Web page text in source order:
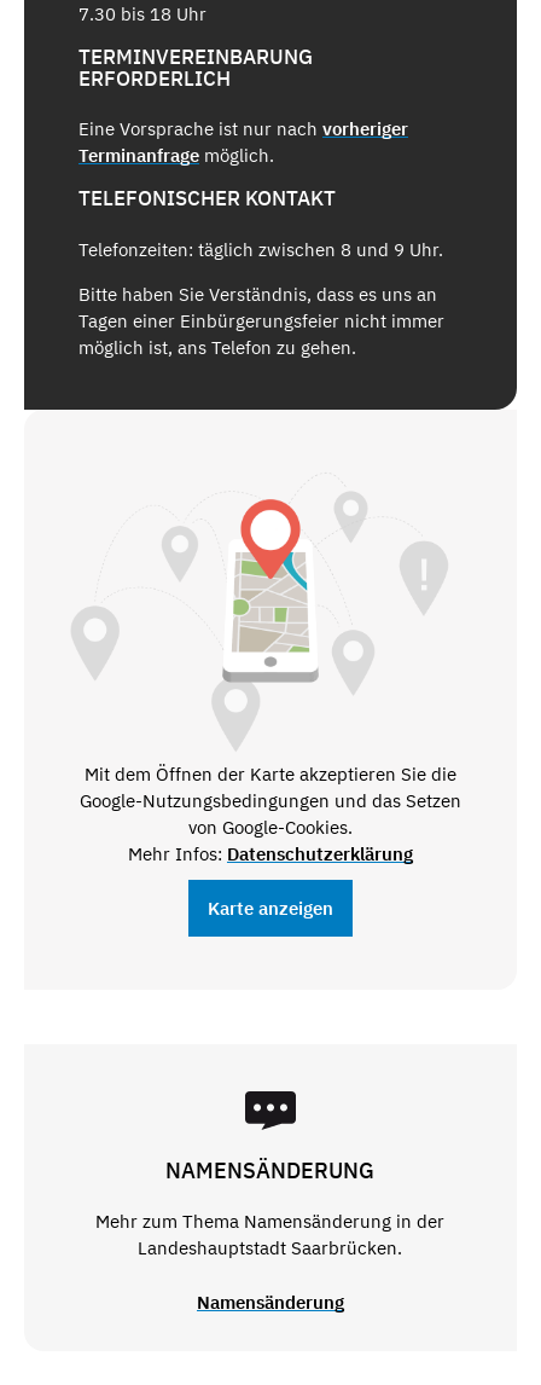
7.30 bis 18 Uhr
TERMINVEREINBARUNG
ERFORDERLICH
Eine Vorsprache ist nur nach vorheriger
Terminanfrage möglich.
TELEFONISCHER KONTAKT
Telefonzeiten: täglich zwischen 8 und 9 Uhr.
Bitte haben Sie Verständnis, dass es uns an
Tagen einer Einbürgerungsfeier nicht immer
möglich ist, ans Telefon zu gehen.
Mit dem Öffnen der Karte akzeptieren Sie die
Google-Nutzungsbedingungen und das Setzen
von Google-Cookies.
Mehr Infos: Datenschutzerklärung
Karte anzeigen
NAMENSÄNDERUNG
Mehr zum Thema Namensänderung in der
Landeshauptstadt Saarbrücken.
Namensänderung